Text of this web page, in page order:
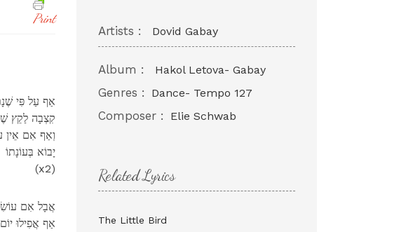
Print
אַף עַל פִּי
,קִצְבָה לַקֵץ
וְאַף אִם אֵין
יָבוֹא בְּעוֹנָתוֹ
(x2)
אֲבָל אִם
,אַף אֲפִילוּ
Artists : Dovid Gabay
Album : Hakol Letova- Gabay
Genres : Dance- Tempo 127
Composer : Elie Schwab
Related Lyrics
The Little Bird